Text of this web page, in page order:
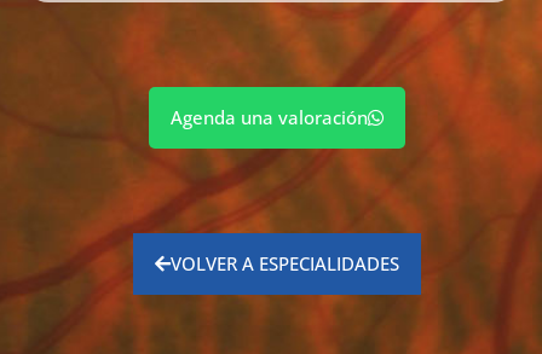
VOLVER A ESPECIALIDADES
Agenda una valoración